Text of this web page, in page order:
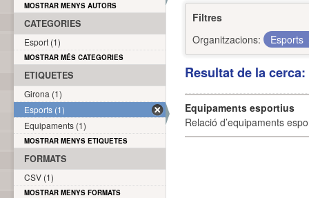
Filtres
Organitzacions:
Esports
Resultat de la
Equipaments esportius
Relació d’equipaments
MOSTRAR MENYS AUTORS
CATEGORIES
Esport (1)
MOSTRAR MÉS CATEGORIES
ETIQUETES
Girona (1)
Esports (1)
Equipaments (1)
MOSTRAR MENYS ETIQUETES
FORMATS
CSV (1)
MOSTRAR MENYS FORMATS